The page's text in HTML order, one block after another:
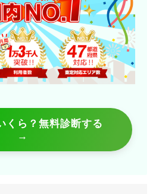
くら？無料診断する
→